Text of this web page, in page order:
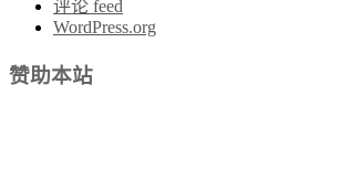
评论 feed
WordPress.org
赞助本站